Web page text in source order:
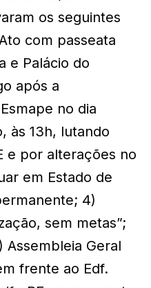
os seguintes
com passeata
e Palácio do
após a
no dia
às 13h, lutando
e por alterações no
em Estado de
4)
sem metas”;
Assembleia Geral
frente ao Edf.